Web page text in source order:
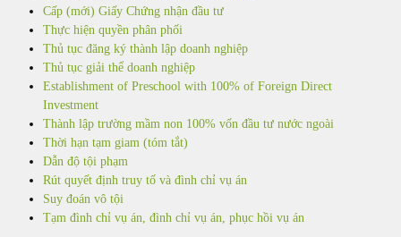
Cấp (mới) Giấy Chứng nhận đầu tư
Thực hiện quyền phân phối
Thủ tục đăng ký thành lập doanh nghiệp
Thủ tục giải thể doanh nghiệp
Establishment of Preschool with 100% of Foreign Direct
Investment
Thành lập trường mầm non 100% vốn đầu tư nước ngoài
Thời hạn tạm giam (tóm tắt)
Dẫn độ tội phạm
Rút quyết định truy tố và đình chỉ vụ án
Suy đoán vô tội
Tạm đình chỉ vụ án, đình chỉ vụ án, phục hồi vụ án